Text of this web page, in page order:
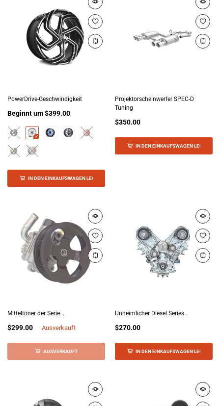
PowerDrive-Geschwindigkeit
Beginnt um$399.00
IN DEN EINKAUFSWAGEN LEGEN
Projektorscheinwerfer SPEC-D
Tuning
$350.00
IN DEN EINKAUFSWAGEN LEGEN
Mitteltöner der Serie...
$299.00 Ausverkauft
AUSVERKAUFT
Unheimlicher Diesel Series...
$270.00
IN DEN EINKAUFSWAGEN LEGEN